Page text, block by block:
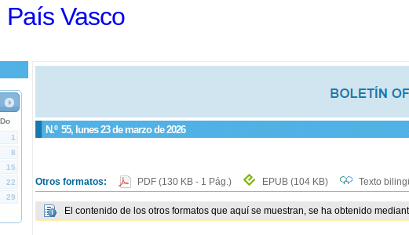
País Vasco
N.º 55, lunes 23 de marzo de 2026
Otros formatos: PDF (130 KB - 1 Pág.) EPUB (104 KB) Texto
El contenido de los otros formatos que aquí se muestran, se ha obtenido